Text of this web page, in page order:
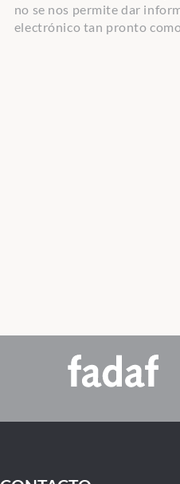
no se nos permite dar
electrónico tan pronto